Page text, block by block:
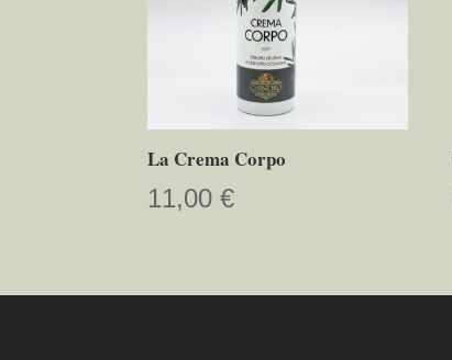
La Crema Corpo
11,00€